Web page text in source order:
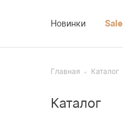
Новинки Sale
Костюм
Жилет
Доставка
Оплата
Главная Каталог
Каталог